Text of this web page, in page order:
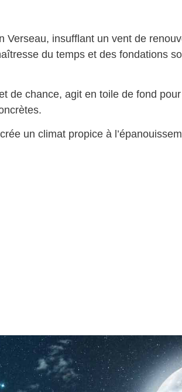
Verseau, insufflant un vent de
du temps et des fondations
de chance, agit en toile de fond
un climat propice à